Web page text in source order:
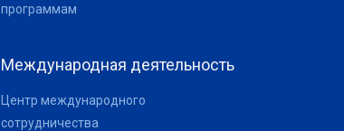
программам
Международная деятельность
Центр международного
сотрудничества